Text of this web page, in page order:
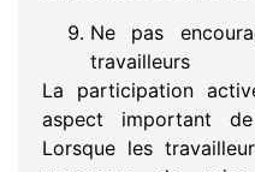
Ne pas
travailleurs
La participation
aspect important
Lorsque les